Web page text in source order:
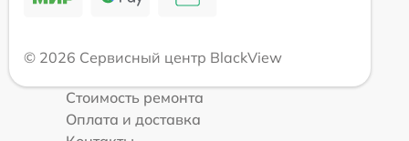
© 2026 Сервисный центр BlackView
Стоимость ремонта
Оплата и доставка